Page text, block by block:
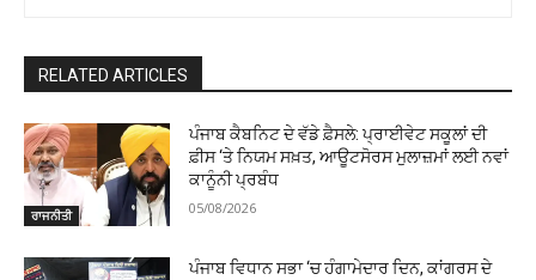
RELATED ARTICLES
ਰਾਜਨੀਤੀ
ਪੰਜਾਬ ਕੈਬਨਿਟ ਦੇ ਵੱਡੇ ਫ਼ੈਸਲੇ: ਪ੍ਰਾਈਵੇਟ ਸਕੂਲਾਂ ਦੀ
ਫ਼ੀਸ ‘ਤੇ ਨਿਯਮ ਸਖ਼ਤ, ਆਊਟਸੋਰਸ ਮੁਲਾਜ਼ਮਾਂ ਲਈ ਨਵਾਂ
ਕਾਨੂੰਨੀ ਪ੍ਰਬੰਧ
05/08/2026
ਪੰਜਾਬ ਵਿਧਾਨ ਸਭਾ ‘ਚ ਹੰਗਾਮੇਦਾਰ ਦਿਨ, ਕਾਂਗਰਸ ਦੇ